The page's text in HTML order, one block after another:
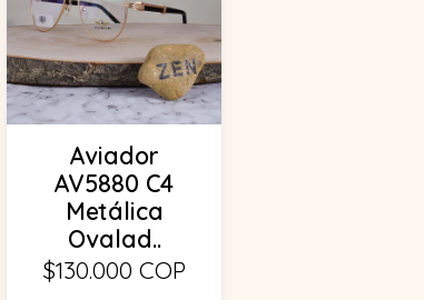
Aviador
AV5880 C4
Metálica
Ovalad..
$130.000 COP